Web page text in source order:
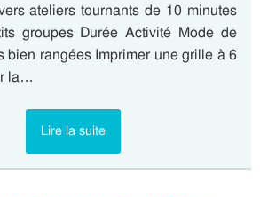
ateliers tournants de 10 minutes
groupes Durée Activité Mode de
bien rangées Imprimer une grille à 6
la…
Lire la suite